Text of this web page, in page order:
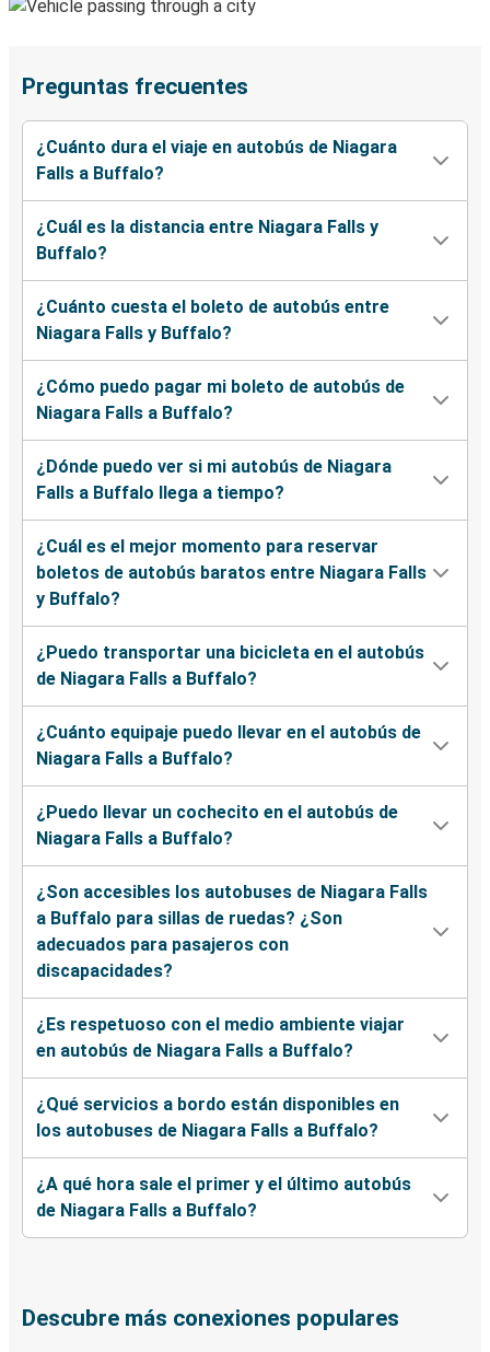
Preguntas frecuentes
¿Cuánto dura el viaje en autobús de Niagara
Falls a Buffalo?
¿Cuál es la distancia entre Niagara Falls y
Buffalo?
¿Cuánto cuesta el boleto de autobús entre
Niagara Falls y Buffalo?
¿Cómo puedo pagar mi boleto de autobús de
Niagara Falls a Buffalo?
¿Dónde puedo ver si mi autobús de Niagara
Falls a Buffalo llega a tiempo?
¿Cuál es el mejor momento para reservar
boletos de autobús baratos entre Niagara Falls
y Buffalo?
¿Puedo transportar una bicicleta en el autobús
de Niagara Falls a Buffalo?
¿Cuánto equipaje puedo llevar en el autobús de
Niagara Falls a Buffalo?
¿Puedo llevar un cochecito en el autobús de
Niagara Falls a Buffalo?
¿Son accesibles los autobuses de Niagara Falls
a Buffalo para sillas de ruedas? ¿Son
adecuados para pasajeros con
discapacidades?
¿Es respetuoso con el medio ambiente viajar
en autobús de Niagara Falls a Buffalo?
¿Qué servicios a bordo están disponibles en
los autobuses de Niagara Falls a Buffalo?
¿A qué hora sale el primer y el último autobús
de Niagara Falls a Buffalo?
Descubre más conexiones populares